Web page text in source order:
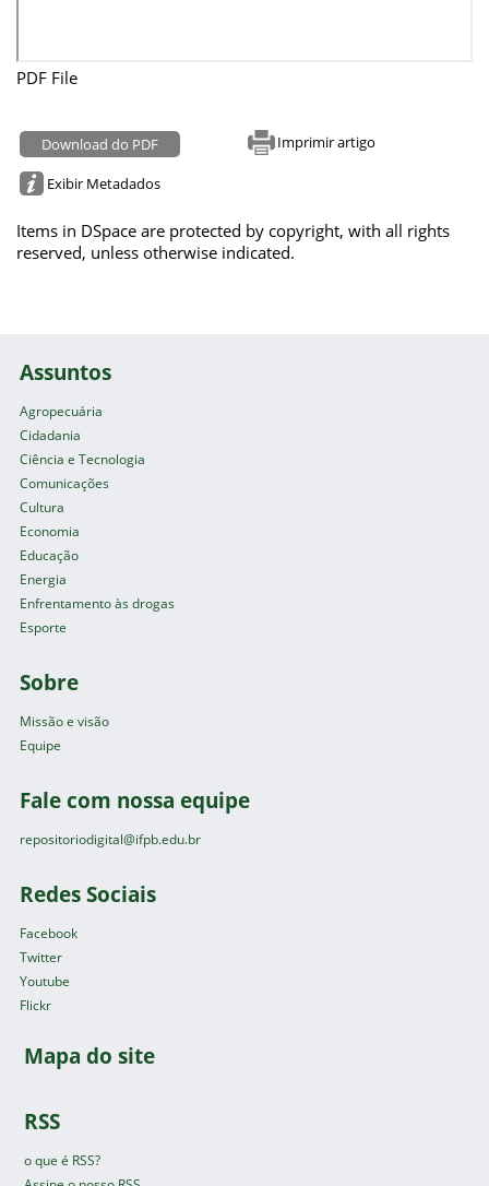
PDF File
Download do PDF Imprimir artigo
Exibir Metadados
Items in DSpace are protected by copyright, with all rights
reserved, unless otherwise indicated.
Assuntos
Agropecuária
Cidadania
Ciência e Tecnologia
Comunicações
Cultura
Economia
Educação
Energia
Enfrentamento às drogas
Esporte
Sobre
Missão e visão
Equipe
Fale com nossa equipe
repositoriodigital@ifpb.edu.br
Redes Sociais
Facebook
Twitter
Youtube
Flickr
Mapa do site
RSS
o que é RSS?